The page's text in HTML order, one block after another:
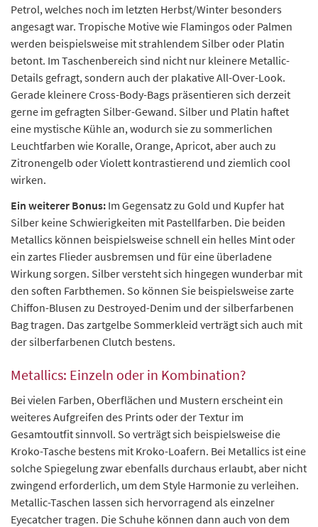
Petrol, welches noch im letzten Herbst/Winter besonders
angesagt war. Tropische Motive wie Flamingos oder Palmen
werden beispielsweise mit strahlendem Silber oder Platin
betont. Im Taschenbereich sind nicht nur kleinere Metallic-
Details gefragt, sondern auch der plakative All-Over-Look.
Gerade kleinere Cross-Body-Bags präsentieren sich derzeit
gerne im gefragten Silber-Gewand. Silber und Platin haftet
eine mystische Kühle an, wodurch sie zu sommerlichen
Leuchtfarben wie Koralle, Orange, Apricot, aber auch zu
Zitronengelb oder Violett kontrastierend und ziemlich cool
wirken.
Ein weiterer Bonus: Im Gegensatz zu Gold und Kupfer hat
Silber keine Schwierigkeiten mit Pastellfarben. Die beiden
Metallics können beispielsweise schnell ein helles Mint oder
ein zartes Flieder ausbremsen und für eine überladene
Wirkung sorgen. Silber versteht sich hingegen wunderbar mit
den soften Farbthemen. So können Sie beispielsweise zarte
Chiffon-Blusen zu Destroyed-Denim und der silberfarbenen
Bag tragen. Das zartgelbe Sommerkleid verträgt sich auch mit
der silberfarbenen Clutch bestens.
Metallics: Einzeln oder in Kombination?
Bei vielen Farben, Oberflächen und Mustern erscheint ein
weiteres Aufgreifen des Prints oder der Textur im
Gesamtoutfit sinnvoll. So verträgt sich beispielsweise die
Kroko-Tasche bestens mit Kroko-Loafern. Bei Metallics ist eine
solche Spiegelung zwar ebenfalls durchaus erlaubt, aber nicht
zwingend erforderlich, um dem Style Harmonie zu verleihen.
Metallic-Taschen lassen sich hervorragend als einzelner
Eyecatcher tragen. Die Schuhe können dann auch von dem